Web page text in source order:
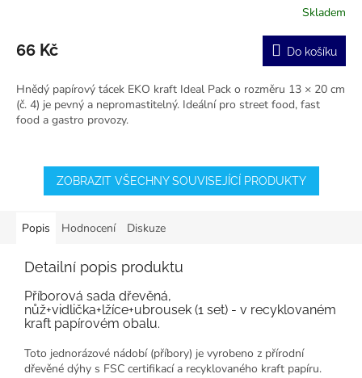
Skladem
66 Kč Do košíku
Hnědý papírový tácek EKO kraft Ideal Pack o rozměru 13 × 20 cm
(č. 4) je pevný a nepromastitelný. Ideální pro street food, fast
food a gastro provozy.
ZOBRAZIT VŠECHNY SOUVISEJÍCÍ PRODUKTY
Popis Hodnocení Diskuze
Detailní popis produktu
Příborová sada dřevěná,
nůž+vidlička+lžíce+ubrousek (1 set) - v recyklovaném
kraft papírovém obalu.
Toto jednorázové nádobí (příbory) je vyrobeno z přírodní
dřevěné dýhy s FSC certifikací a recyklovaného kraft papíru.